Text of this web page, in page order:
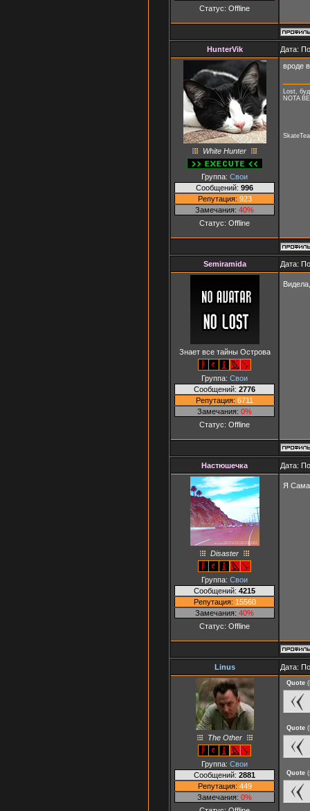
Статус: Offline
HunterVik Дата:
White Hunter
Группа: Свои
Сообщений: 996
Репутация: 923
Замечания: 40%
Статус: Offline
вроде
Lost,
NOTA
Semiramida Дата:
Знает все тайны Острова
Группа: Свои
Сообщений: 2776
Репутация: 6711
Замечания: 0%
Статус: Offline
Настюшечка Дата:
Disaster
Группа: Свои
Сообщений: 4215
Репутация: 15560
Замечания: 40%
Статус: Offline
Я Сама
Linus Дата:
The Other
Группа: Свои
Сообщений: 2881
Репутация: 449
Замечания: 0%
Quote (
Quote (
Quote (